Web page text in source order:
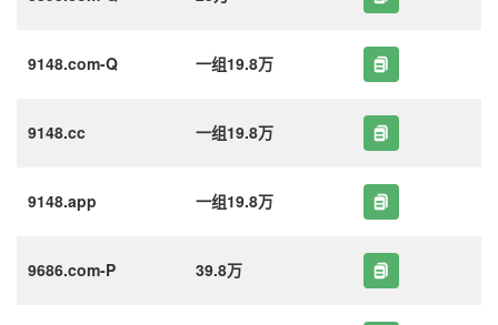
9148.com-Q 一组19.8万
9148.cc 一组19.8万
9148.app 一组19.8万
9686.com-P 39.8万